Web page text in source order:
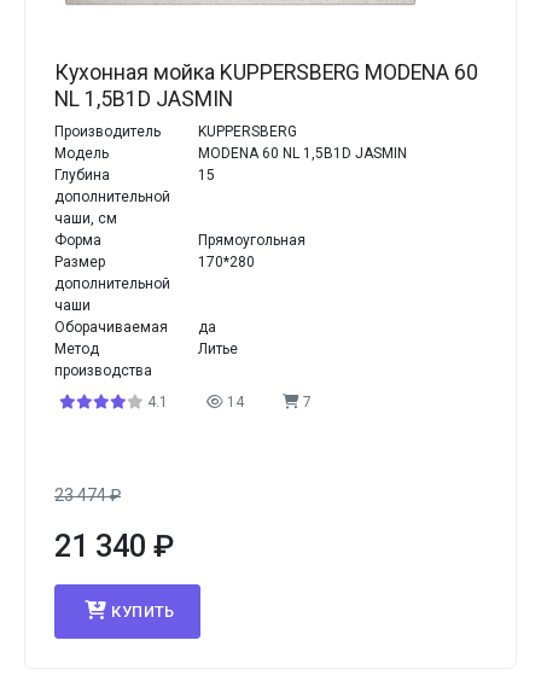
Кухонная мойка KUPPERSBERG MODENA 60
NL 1,5B1D JASMIN
Производитель
KUPPERSBERG
Модель
MODENA 60 NL 1,5B1D JASMIN
Глубина
дополнительной
чаши, см
15
Форма
Прямоугольная
Размер
дополнительной
чаши
170*280
Оборачиваемая
да
Метод
производства
Литье
4.1 14 7
23 474₽
21 340 ₽
КУПИТЬ